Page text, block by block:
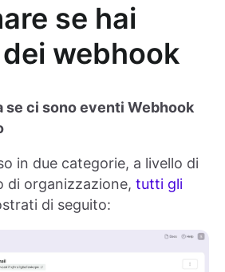
se hai
webhook
se ci sono eventi Webhook
in due categorie, a livello di
di organizzazione, tutti gli
di seguito: